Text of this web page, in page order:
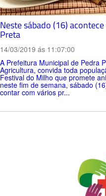
Neste sábado (16)
Preta
14/03/2019 ás 11:07:00
A Prefeitura Municipal de Pedra
Agricultura, convida toda
Festival do Milho que promete
neste fim de semana, sábado
contar com vários pr...